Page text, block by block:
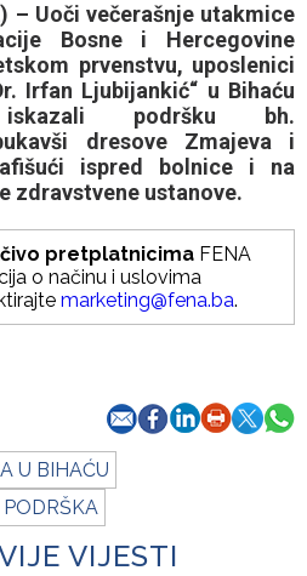
– Uoči večerašnje utakmice
Bosne i Hercegovine
prvenstvu, uposlenici
Irfan Ljubijankić“ u Bihaću
podršku bh.
dresove Zmajeva i
ispred bolnice i na
zdravstvene ustanove.
pretplatnicima FENA
o načinu i uslovima
marketing@fena.ba.
U BIHAĆU
PODRŠKA
VIJESTI